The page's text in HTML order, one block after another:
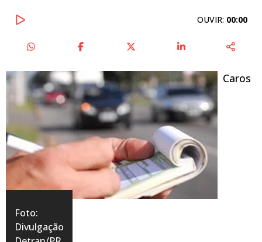
OUVIR: 00:00
Foto:
Divulgação
Caros